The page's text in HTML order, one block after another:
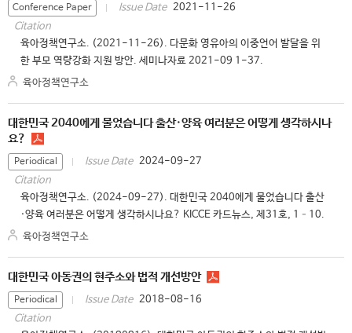
Conference Paper Issue Date 2021-11-26
Citation
육아정책연구소. (2021-11-26). 다문화 영유아의 이중언어 발달을 위
한 부모 역량강화 지원 방안. 세미나자료 2021-09 1-37.
육아정책연구소
대한민국 2040에게 물었습니다 출산·양육 여러분은 어떻게 생각하시나
요?
Periodical Issue Date 2024-09-27
Citation
육아정책연구소. (2024-09-27). 대한민국 2040에게 물었습니다 출산
·양육 여러분은 어떻게 생각하시나요? KICCE 카드뉴스, 제31호, 1–10.
육아정책연구소
대한민국 아동권의 현주소와 법적 개선방안
Periodical Issue Date 2018-08-16
Citation